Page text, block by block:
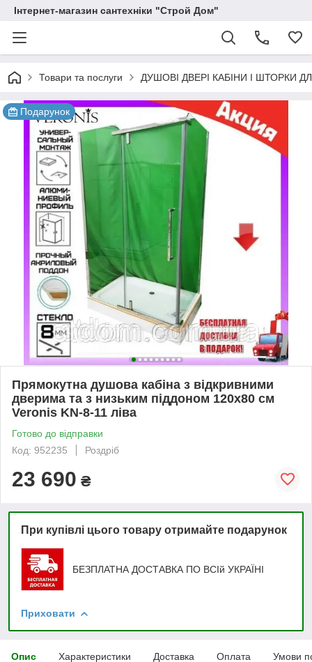
Інтернет-магазин сантехніки "Строй Дом"
Товари та послуги ДУШОВІ ДВЕРІ КАБІНИ І ШТОРКИ
Подарунок
Прямокутна душова кабіна з відкривними
дверима та з низьким піддоном 120х80 см
Veronis KN-8-11 ліва
Готово до відправки
Код: 952235
Роздріб
23 690 ₴
При купівлі цього товару отримайте подарунок
БЕЗПЛАТНА ДОСТАВКА ПО ВСІй УКРАЇНІ
Приховати
Опис Характеристики Доставка Оплата Умови